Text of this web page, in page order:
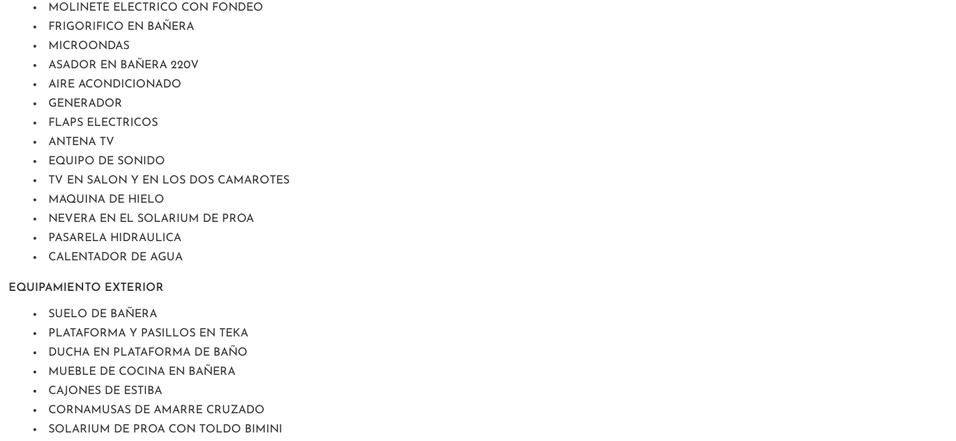
MOLINETE ELECTRICO CON FONDEO
FRIGORIFICO EN BAÑERA
MICROONDAS
ASADOR EN BAÑERA 220V
AIRE ACONDICIONADO
GENERADOR
FLAPS ELECTRICOS
ANTENA TV
EQUIPO DE SONIDO
TV EN SALON Y EN LOS DOS CAMAROTES
MAQUINA DE HIELO
NEVERA EN EL SOLARIUM DE PROA
PASARELA HIDRAULICA
CALENTADOR DE AGUA
EQUIPAMIENTO EXTERIOR
SUELO DE BAÑERA
PLATAFORMA Y PASILLOS EN TEKA
DUCHA EN PLATAFORMA DE BAÑO
MUEBLE DE COCINA EN BAÑERA
CAJONES DE ESTIBA
CORNAMUSAS DE AMARRE CRUZADO
SOLARIUM DE PROA CON TOLDO BIMINI